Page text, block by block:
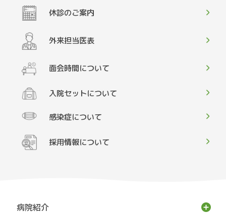
休診のご案内
外来担当医表
面会時間について
入院セットについて
感染症について
採用情報について
病院紹介